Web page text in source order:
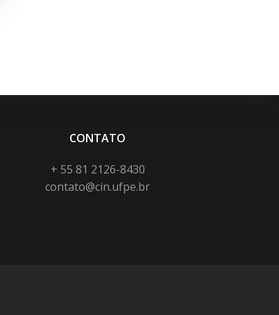
CONTATO
+ 55 81 2126-8430
contato@cin.ufpe.br